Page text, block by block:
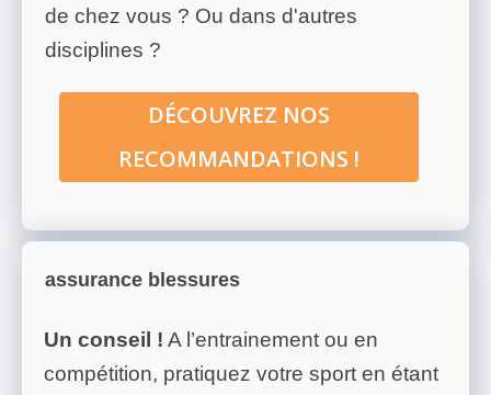
de chez vous ? Ou dans d'autres
disciplines ?
DÉCOUVREZ NOS
RECOMMANDATIONS !
assurance blessures
Un conseil ! A l’entrainement ou en
compétition, pratiquez votre sport en étant